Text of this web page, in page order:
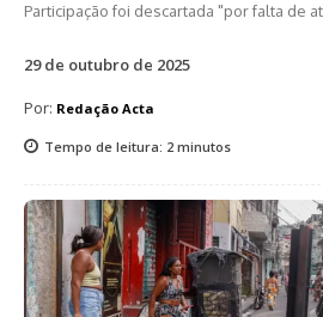
Participação foi descartada "por falta de
29 de outubro de 2025
Por: Redação Acta
Tempo de leitura: 2 minutos